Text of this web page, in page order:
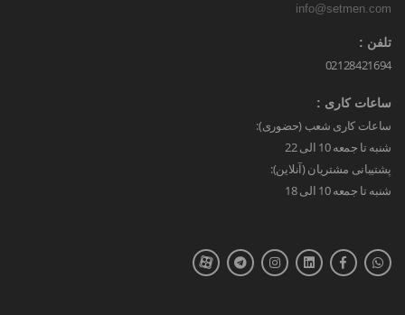
info@setmen.com
تلفن :
02128421694
ساعات کاری :
ساعات کاری شعب (حضوری):
شنبه تا جمعه 10 الی 22
پشتیبانی مشتریان (آنلاین):
شنبه تا جمعه 10 الی 18